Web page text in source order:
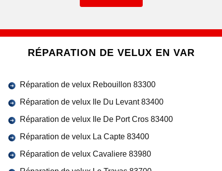
RÉPARATION DE VELUX EN VAR
Réparation de velux Rebouillon 83300
Réparation de velux Ile Du Levant 83400
Réparation de velux Ile De Port Cros 83400
Réparation de velux La Capte 83400
Réparation de velux Cavaliere 83980